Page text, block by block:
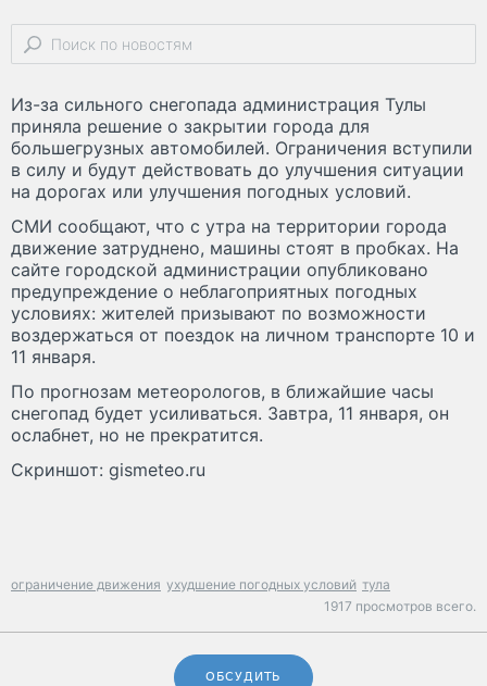
Из-за сильного снегопада администрация Тулы
приняла решение о закрытии города для
большегрузных автомобилей. Ограничения вступили
в силу и будут действовать до улучшения ситуации
на дорогах или улучшения погодных условий.
СМИ сообщают, что с утра на территории города
движение затруднено, машины стоят в пробках. На
сайте городской администрации опубликовано
предупреждение о неблагоприятных погодных
условиях: жителей призывают по возможности
воздержаться от поездок на личном транспорте 10 и
11 января.
По прогнозам метеорологов, в ближайшие часы
снегопад будет усиливаться. Завтра, 11 января, он
ослабнет, но не прекратится.
Скриншот: gismeteo.ru
ограничение движения ухудшение погодных условий тула
1917 просмотров всего.
ОБСУДИТЬ